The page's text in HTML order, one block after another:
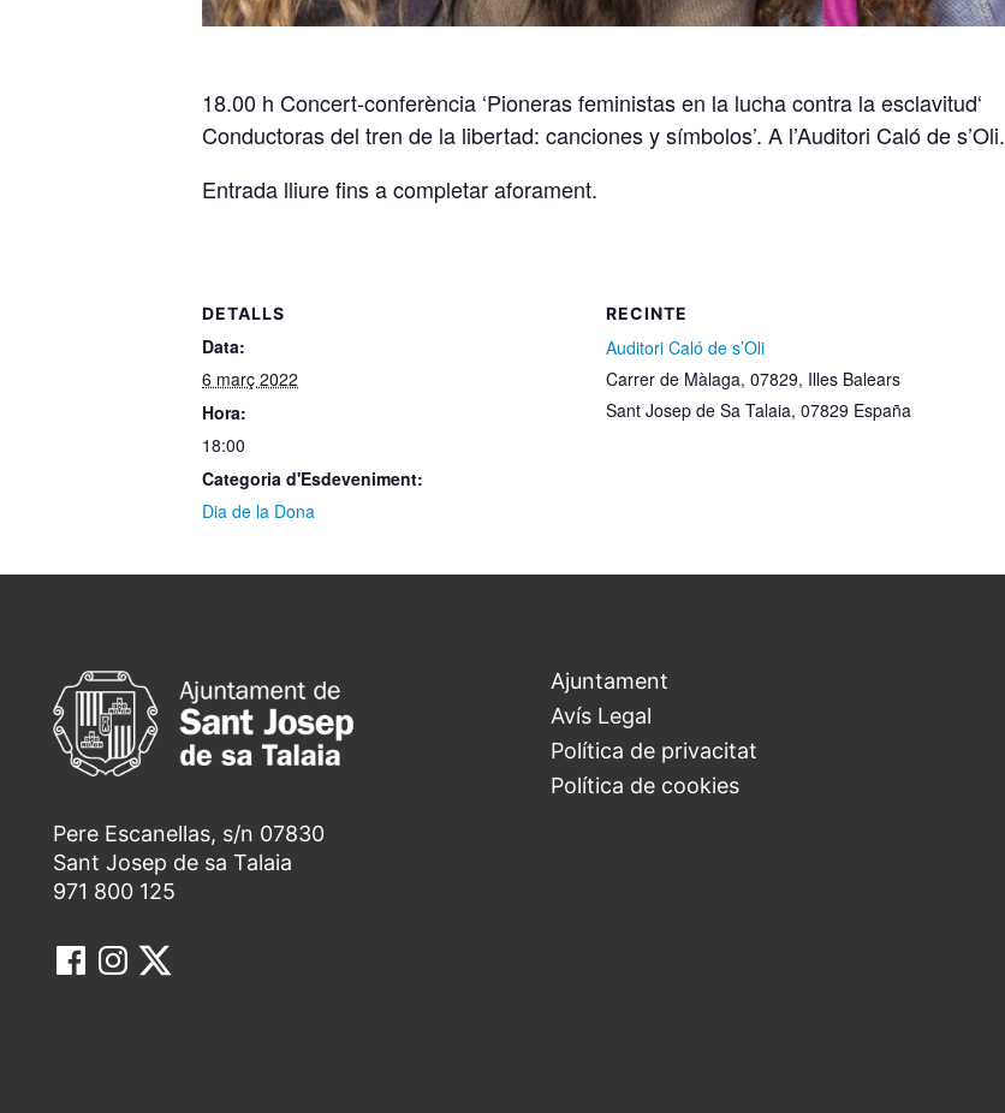
18.00 h Concert-conferència ‘Pioneras feministas en la lucha contra la esclavitud‘
Conductoras del tren de la libertad: canciones y símbolos’. A l’Auditori Caló de s’Oli.
Entrada lliure fins a completar aforament.
DETALLS
Data:
6 març 2022
Hora:
18:00
Categoria d'Esdeveniment:
Dia de la Dona
RECINTE
Auditori Caló de s’Oli
Carrer de Màlaga, 07829, Illes Balears
Sant Josep de Sa Talaia, 07829 España
Pere Escanellas, s/n 07830
Sant Josep de sa Talaia
971 800 125
Ajuntament
Avís Legal
Política de privacitat
Política de cookies